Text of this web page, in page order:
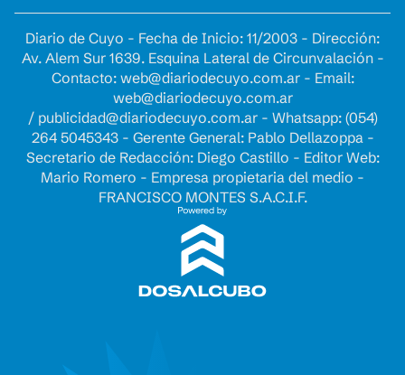
Diario de Cuyo - Fecha de Inicio: 11/2003 - Dirección:
Av. Alem Sur 1639. Esquina Lateral de Circunvalación -
Contacto: web@diariodecuyo.com.ar- Email:
web@diariodecuyo.com.ar
/ publicidad@diariodecuyo.com.ar- Whatsapp: (054)
264 5045343 - Gerente General: Pablo Dellazoppa -
Secretario de Redacción: Diego Castillo - Editor Web:
Mario Romero - Empresa propietaria del medio -
FRANCISCO MONTES S.A.C.I.F.